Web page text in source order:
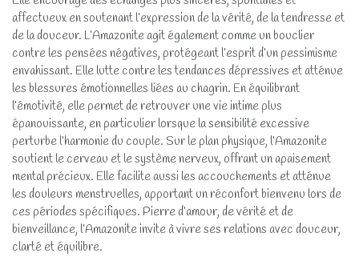
affectueux en soutenant l’expression de la vérité, de la tendresse et
de la douceur. L’Amazonite agit également comme un bouclier
contre les pensées négatives, protégeant l’esprit d’un pessimisme
envahissant. Elle lutte contre les tendances dépressives et atténue
les blessures émotionnelles liées au chagrin. En équilibrant
l’émotivité, elle permet de retrouver une vie intime plus
épanouissante, en particulier lorsque la sensibilité excessive
perturbe l’harmonie du couple. Sur le plan physique, l’Amazonite
soutient le cerveau et le système nerveux, offrant un apaisement
mental précieux. Elle facilite aussi les accouchements et atténue
les douleurs menstruelles, apportant un réconfort bienvenu lors de
ces périodes spécifiques. Pierre d’amour, de vérité et de
bienveillance, l’Amazonite invite à vivre ses relations avec douceur,
clarté et équilibre.